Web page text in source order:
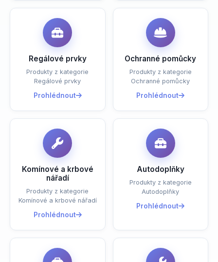
Regálové prvky
Produkty z kategorie
Regálové prvky
Prohlédnout
Ochranné pomůcky
Produkty z kategorie
Ochranné pomůcky
Prohlédnout
Komínové a krbové
nářadí
Produkty z kategorie
Komínové a krbové nářadí
Prohlédnout
Autodoplňky
Produkty z kategorie
Autodoplňky
Prohlédnout